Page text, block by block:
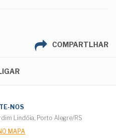
COMPARTLHAR
NOS
Lindóia, Porto Alegre/RS
MAPA